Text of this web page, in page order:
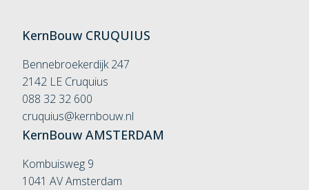
KernBouw CRUQUIUS
Bennebroekerdijk 247
2142 LE Cruquius
088 32 32 600
cruquius@kernbouw.nl
KernBouw AMSTERDAM
Kombuisweg 9
1041 AV Amsterdam